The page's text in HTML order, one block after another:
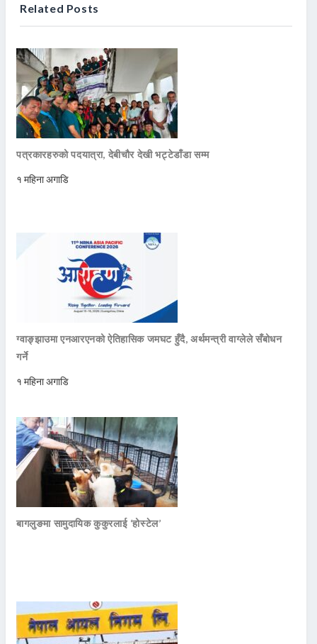
Related Posts
पत्रकारहरुको पदयात्रा, देबीचौर देखी भट्टेडाँडा सम्म
१ महिना अगाडि
ग्वाङ्झाउमा एनआरएनको ऐतिहासिक जमघट हुँदै, अर्थमन्त्री वाग्लेले सँबोधन
गर्ने
१ महिना अगाडि
बागलुङमा सामुदायिक कुकुरलाई ‘होस्टेल’